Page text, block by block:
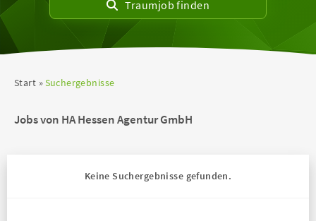
Start Suchergebnisse
Jobs von HA Hessen Agentur GmbH
Keine Suchergebnisse gefunden.